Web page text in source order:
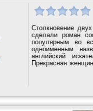
Столкновение
сделали роман
популярным во
одноименным
английский
Прекрасная